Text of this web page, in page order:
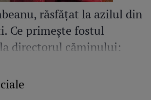
răsfățat la azilul din
Ce primește fostul
directorul căminului: